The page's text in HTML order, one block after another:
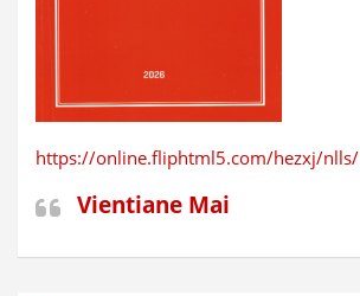
https://online.fliphtml5.com/hezxj/nlls/
Vientiane Mai